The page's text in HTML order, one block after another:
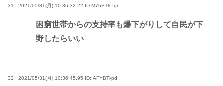
31 : 2021/05/31(月) 10:36:32.22 ID:M7bST8Pgr
困窮世帯からの支持率も爆下がりして自民が下
野したらいい
32 : 2021/05/31(月) 10:36:45.95 ID:IAFYBTkpd